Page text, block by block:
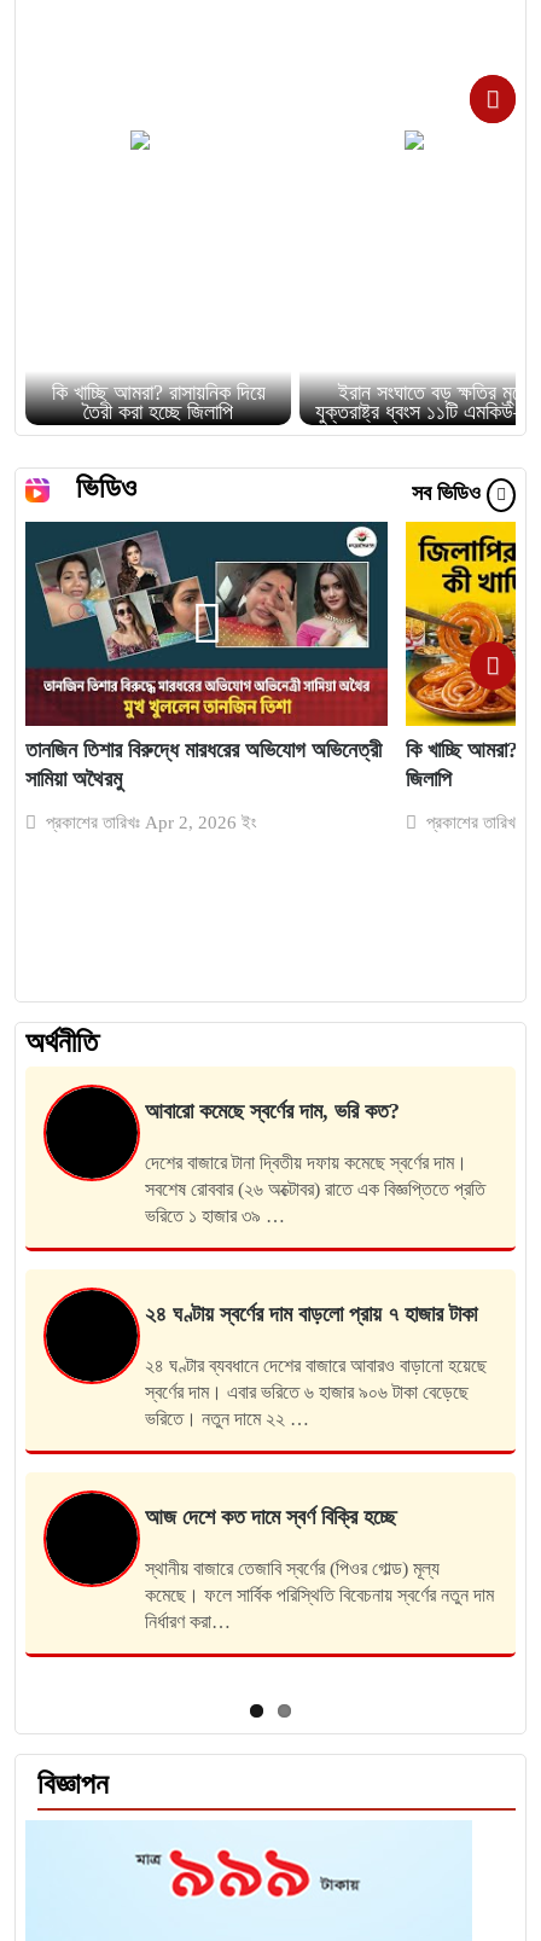
কি খাচ্ছি আমরা? রাসায়নিক দিয়ে
তৈরী করা হচ্ছে জিলাপি
ইরান সংঘাতে বড় ক্ষতির মুখে
যুক্তরাষ্ট্র ধ্বংস ১১টি এমকিউ–৯
ভিডিও সব ভিডিও
তানজিন তিশার বিরুদ্ধে মারধরের অভিযোগ অভিনেত্রী
সামিয়া অথৈরমু
প্রকাশের তারিখঃ Apr 2, 2026 ইং
কি খাচ্ছি আমরা?
জিলাপি
প্রকাশের
অর্থনীতি
আবারো কমেছে স্বর্ণের দাম, ভরি কত?
দেশের বাজারে টানা দ্বিতীয় দফায় কমেছে স্বর্ণের দাম।
সবশেষ রোববার (২৬ অক্টোবর) রাতে এক বিজ্ঞপ্তিতে প্রতি
ভরিতে ১ হাজার ৩৯ …
২৪ ঘণ্টায় স্বর্ণের দাম বাড়লো প্রায় ৭ হাজার টাকা
২৪ ঘণ্টার ব্যবধানে দেশের বাজারে আবারও বাড়ানো হয়েছে
স্বর্ণের দাম। এবার ভরিতে ৬ হাজার ৯০৬ টাকা বেড়েছে
ভরিতে। নতুন দামে ২২ …
আজ দেশে কত দামে স্বর্ণ বিক্রি হচ্ছে
স্থানীয় বাজারে তেজাবি স্বর্ণের (পিওর গোল্ড) মূল্য
কমেছে। ফলে সার্বিক পরিস্থিতি বিবেচনায় স্বর্ণের নতুন দাম
নির্ধারণ করা…
বিজ্ঞাপন